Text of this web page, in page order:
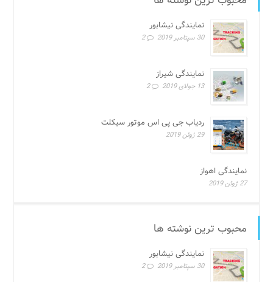
نمایندگی نیشابور
30 سپتامبر 2019 2
نمایندگی شیراز
13 جولای 2019 2
ردیاب جی پی اس موتور سیکلت
29 ژوئن 2019
نمایندگی اهواز
27 ژوئن 2019
محبوب ترین نوشته ها
نمایندگی نیشابور
30 سپتامبر 2019 2